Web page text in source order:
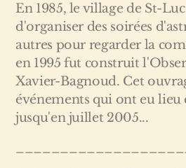
En 1985, le village de St-
d'organiser des soirées
autres pour regarder la
en 1995 fut construit
Xavier-Bagnoud. Cet
événements qui ont eu lieu
jusqu'en juillet 2005...